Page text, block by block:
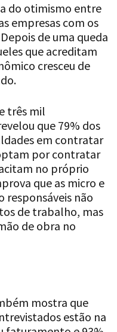
do otimismo entre
empresas com os
de uma queda
que acreditam
cresceu de
três mil
que 79% dos
em contratar
por contratar
no próprio
que as micro e
responsáveis não
de trabalho, mas
de obra no
mostra que
estão na